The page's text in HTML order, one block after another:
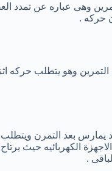
وهى عباره عن تمدد
حركه .
التمرين وهو يتطلب حركه
يمارس بعد التمرن ويتطلب
الكهربائيه حيث
.